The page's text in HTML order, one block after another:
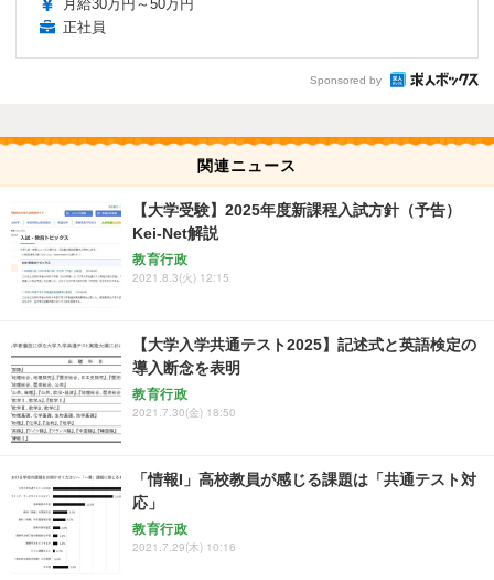
月給30万円～50万円
正社員
Sponsored by
関連ニュース
【大学受験】2025年度新課程入試方針（予告）
Kei-Net解説
教育行政
2021.8.3(火) 12:15
【大学入学共通テスト2025】記述式と英語検定の
導入断念を表明
教育行政
2021.7.30(金) 18:50
「情報I」高校教員が感じる課題は「共通テスト対
応」
教育行政
2021.7.29(木) 10:16